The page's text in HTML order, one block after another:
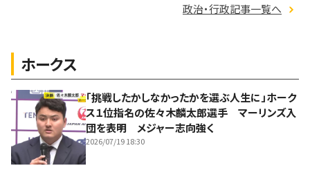
政治・行政記事一覧へ
ホークス
「挑戦したかしなかったかを選ぶ人生に」ホーク
ス１位指名の佐々木麟太郎選手 マーリンズ入
団を表明 メジャー志向強く
2026/07/19 18:30